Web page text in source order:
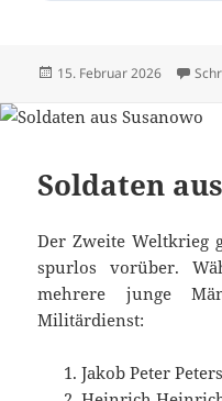
Veröffentlicht
15. Februar 2026
Soldaten
Der Zweite Weltkrieg
spurlos vorüber.
mehrere junge
Militärdienst:
Jakob Peter Peters